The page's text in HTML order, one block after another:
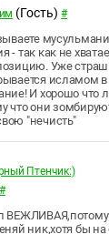
(Гость) #
- так как не
Уже
исламом
И хорошо что
что они
"нечисть"
Птенчик:)
#
ник,хотя бы на